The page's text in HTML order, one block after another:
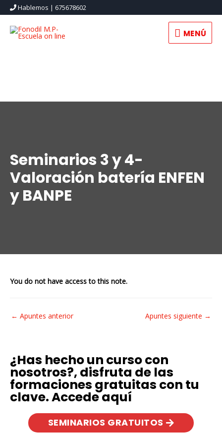
Hablemos | 675678602
MENÚ
Seminarios 3 y 4-
Valoración batería ENFEN
y BANPE
You do not have access to this note.
← Apuntes anterior Apuntes siguiente →
¿Has hecho un curso con
nosotros?, disfruta de las
formaciones gratuitas con tu
clave. Accede aquí
SEMINARIOS GRATUITOS